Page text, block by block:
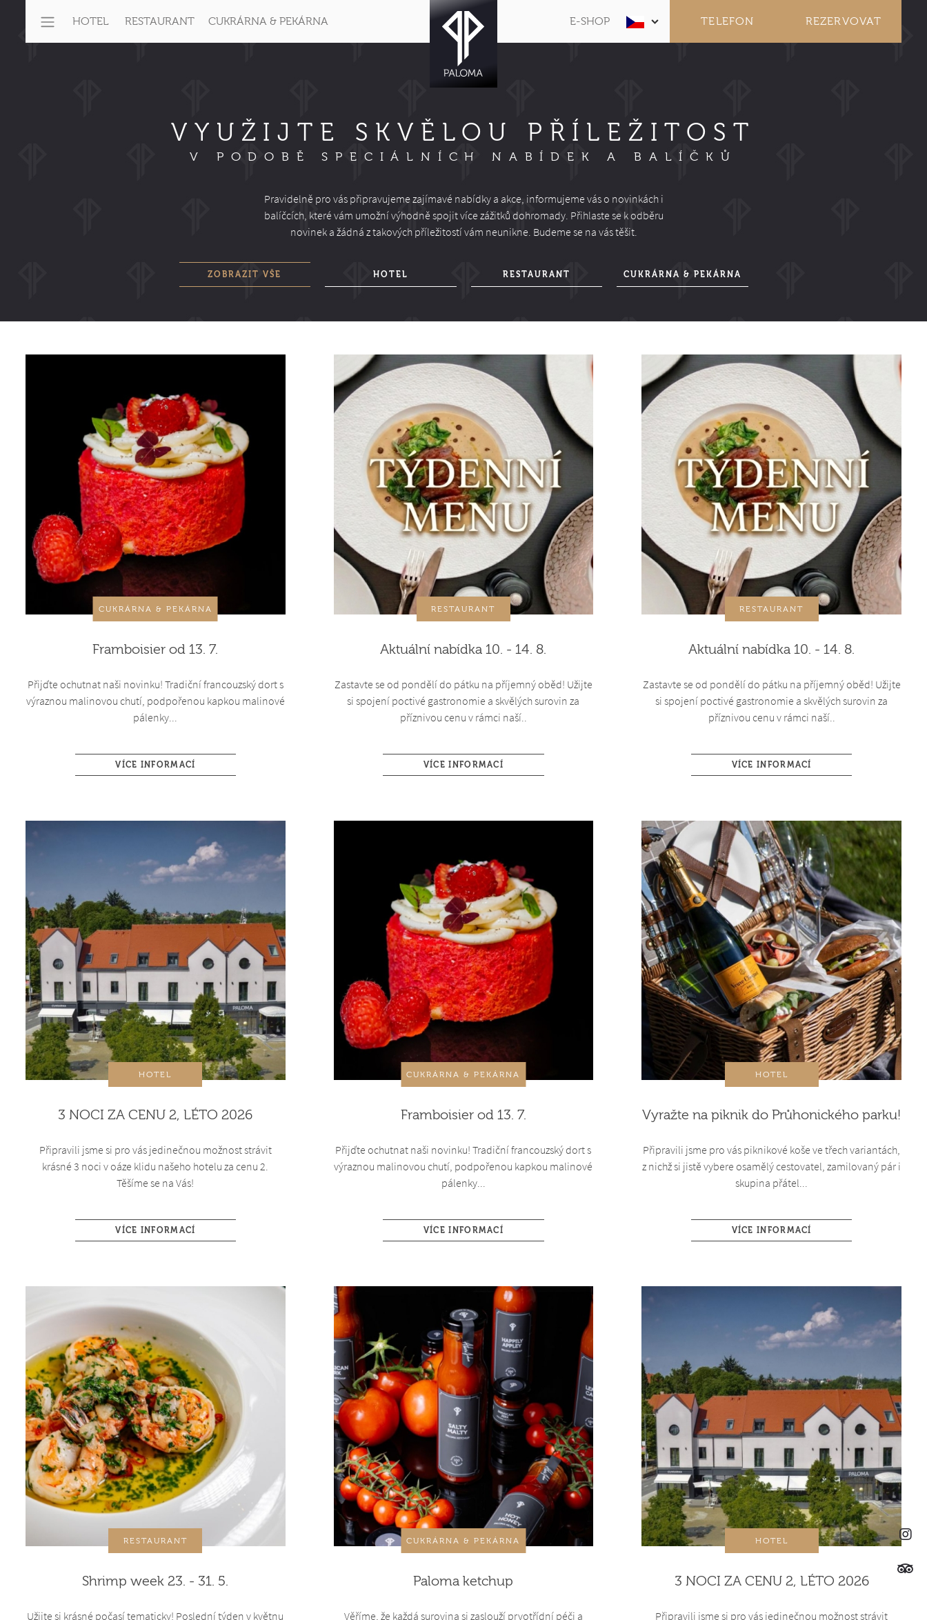
HOTEL RESTAURANT CUKRÁRNA & PEKÁRNA E-SHOP TELEFON REZERVOVAT
VYUŽIJTE SKVĚLOU PŘÍLEŽITOST
V PODOBĚ SPECIÁLNÍCH NABÍDEK A BALÍČKŮ
Pravidelně pro vás připravujeme zajímavé nabídky a akce, informujeme vás o novinkách i
balíčcích, které vám umožní výhodně spojit více zážitků dohromady. Přihlaste se k odběru
novinek a žádná z takových příležitostí vám neunikne. Budeme se na vás těšit.
ZOBRAZIT VŠE HOTEL RESTAURANT CUKRÁRNA & PEKÁRNA
CUKRÁRNA & PEKÁRNA
Framboisier od 13. 7.
Přijďte ochutnat naši novinku! Tradiční francouzský dort s
výraznou malinovou chutí, podpořenou kapkou malinové
pálenky...
VÍCE INFORMACÍ
RESTAURANT
Aktuální nabídka 10. - 14. 8.
Zastavte se od pondělí do pátku na příjemný oběd! Užijte
si spojení poctivé gastronomie a skvělých surovin za
příznivou cenu v rámci naší..
VÍCE INFORMACÍ
RESTAURANT
Aktuální nabídka 10. - 14. 8.
Zastavte se od pondělí do pátku na příjemný oběd! Užijte
si spojení poctivé gastronomie a skvělých surovin za
příznivou cenu v rámci naší..
VÍCE INFORMACÍ
HOTEL
3 NOCI ZA CENU 2, LÉTO 2026
Připravili jsme si pro vás jedinečnou možnost strávit
krásné 3 noci v oáze klidu našeho hotelu za cenu 2.
Těšíme se na Vás!
VÍCE INFORMACÍ
CUKRÁRNA & PEKÁRNA
Framboisier od 13. 7.
Přijďte ochutnat naši novinku! Tradiční francouzský dort s
výraznou malinovou chutí, podpořenou kapkou malinové
pálenky...
VÍCE INFORMACÍ
HOTEL
Vyražte na piknik do Průhonického parku!
Připravili jsme pro vás piknikové koše ve třech variantách,
z nichž si jistě vybere osamělý cestovatel, zamilovaný pár i
skupina přátel...
VÍCE INFORMACÍ
RESTAURANT
Shrimp week 23. - 31. 5.
Užijte si krásné počasí tematicky! Poslední týden v květnu
CUKRÁRNA & PEKÁRNA
Paloma ketchup
Věříme, že každá surovina si zaslouží prvotřídní péči a
HOTEL
3 NOCI ZA CENU 2, LÉTO 2026
Připravili jsme si pro vás jedinečnou možnost strávit